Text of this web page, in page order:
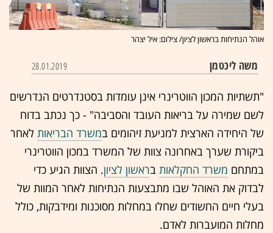
אוהל הנתיחות בראשון לציון/ צילום: איל יצהר
משה ליכטמן 28.01.2019
"תשתיות המכון הווטרינרי אינן עומדות בסטנדרטים הנדרשים
לשם שמירה על בריאות העובד והסביבה" - כך נכתב בדוח
של היחידה הארצית למניעת זיהומים במשרד הבריאות לאחר
ביקורת שערך באחרונה צוות של המשרד במכון הווטרינרי
במתחם משרד החקלאות בראשון לציון. הצוות הגיע כדי
לבדוק את האוהל שבו מתבצעות הנתיחות לאחר המוות של
בעלי חיים החשודים שחלו במחלות מסוכנות ומידבקות, כולל
מחלות המועברות לאדם.